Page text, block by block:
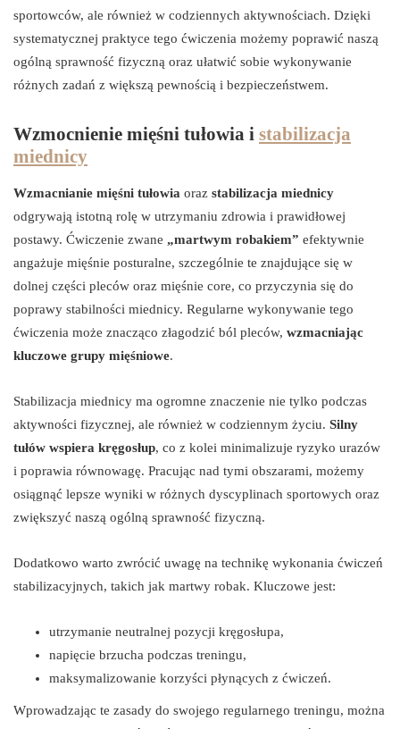
sportowców, ale również w codziennych aktywnościach. Dzięki
systematycznej praktyce tego ćwiczenia możemy poprawić naszą
ogólną sprawność fizyczną oraz ułatwić sobie wykonywanie
różnych zadań z większą pewnością i bezpieczeństwem.
Wzmocnienie mięśni tułowia i stabilizacja
miednicy
Wzmacnianie mięśni tułowia oraz stabilizacja miednicy
odgrywają istotną rolę w utrzymaniu zdrowia i prawidłowej
postawy. Ćwiczenie zwane „martwym robakiem” efektywnie
angażuje mięśnie posturalne, szczególnie te znajdujące się w
dolnej części pleców oraz mięśnie core, co przyczynia się do
poprawy stabilności miednicy. Regularne wykonywanie tego
ćwiczenia może znacząco złagodzić ból pleców, wzmacniając
kluczowe grupy mięśniowe.
Stabilizacja miednicy ma ogromne znaczenie nie tylko podczas
aktywności fizycznej, ale również w codziennym życiu. Silny
tułów wspiera kręgosłup, co z kolei minimalizuje ryzyko urazów
i poprawia równowagę. Pracując nad tymi obszarami, możemy
osiągnąć lepsze wyniki w różnych dyscyplinach sportowych oraz
zwiększyć naszą ogólną sprawność fizyczną.
Dodatkowo warto zwrócić uwagę na technikę wykonania ćwiczeń
stabilizacyjnych, takich jak martwy robak. Kluczowe jest:
utrzymanie neutralnej pozycji kręgosłupa,
napięcie brzucha podczas treningu,
maksymalizowanie korzyści płynących z ćwiczeń.
Wprowadzając te zasady do swojego regularnego treningu, można